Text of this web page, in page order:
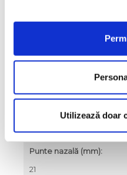
Utilizează doar
oțel inoxidabil ultra ușor
rotund
Lungime lentilă (mm):
45
Înălțime lentilă (mm):
41
Punte nazală (mm):
21